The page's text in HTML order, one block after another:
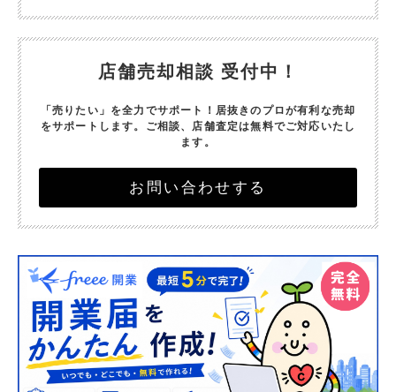
店舗売却相談 受付中！
「売りたい」を全力でサポート！ 居抜きのプロが有利な売却
をサポートします。 ご相談、店舗査定は無料でご対応いたし
ます。
お問い合わせする